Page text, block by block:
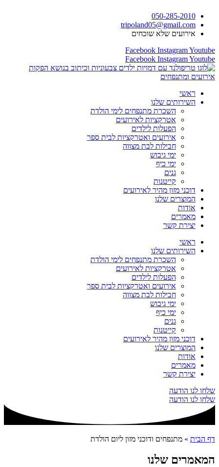
לתוכן
050-285-2010
tripoland05@gmail.com
אירועים שלא שוכחים
Facebook InstagramYoutube
Facebook InstagramYoutube
ראשי
השירותים שלנו
השכרת מתנפחים לימי הולדת
אטרקציות לאירועים
הפעלות לילדים
אירועים ואטרקציות לבית ספר
חבילות לבת מצווה
ימי גיבוש
ימי כיף
גנים
קייטנות
דוכני מזון מהיר לאירועים
המוצרים שלנו
אודות
מאמרים
יצירת קשר
ראשי
השירותים שלנו
השכרת מתנפחים לימי הולדת
אטרקציות לאירועים
הפעלות לילדים
אירועים ואטרקציות לבית ספר
חבילות לבת מצווה
ימי גיבוש
ימי כיף
גנים
קייטנות
דוכני מזון מהיר לאירועים
המוצרים שלנו
אודות
מאמרים
יצירת קשר
שלחו לנו הודעה
שלחו לנו הודעה
דף הבית » מתנפחים ודוכני מזון ליום הולדת
המאמרים שלנו